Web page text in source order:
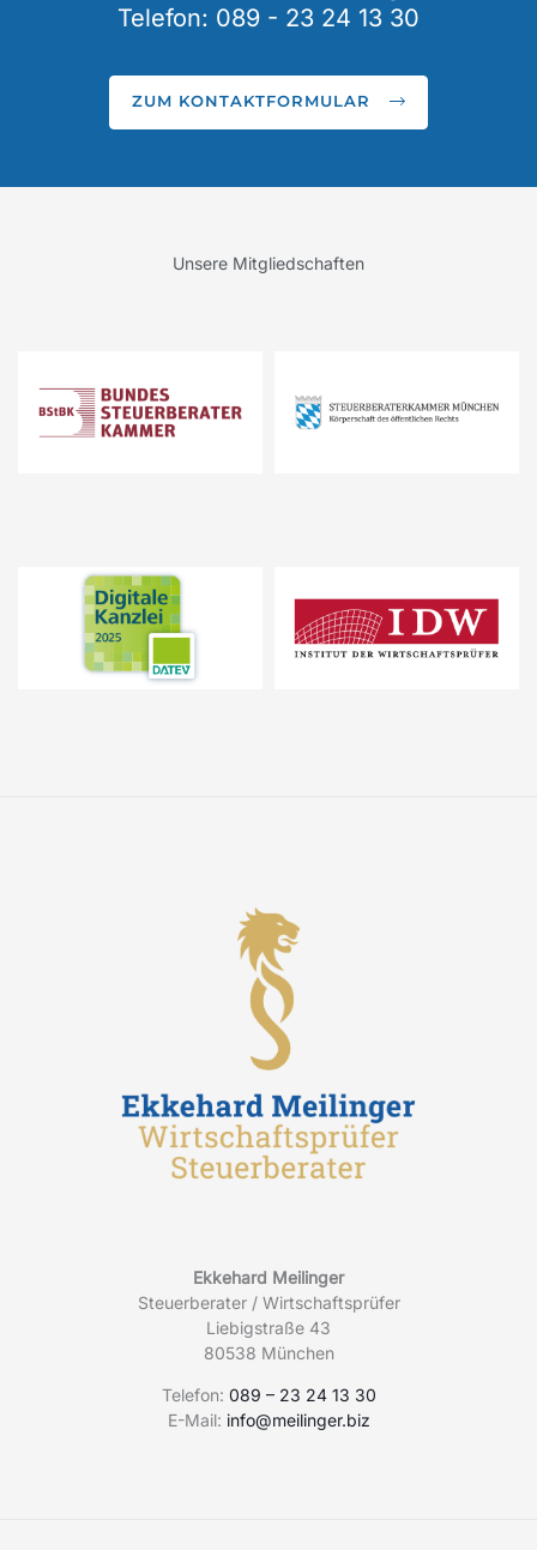
Telefon: 089 - 23 24 13 30
ZUM KONTAKTFORMULAR
Unsere Mitgliedschaften
Ekkehard Meilinger
Steuerberater / Wirtschaftsprüfer
Liebigstraße 43
80538 München
Telefon: 089 – 23 24 13 30
E-Mail: info@meilinger.biz